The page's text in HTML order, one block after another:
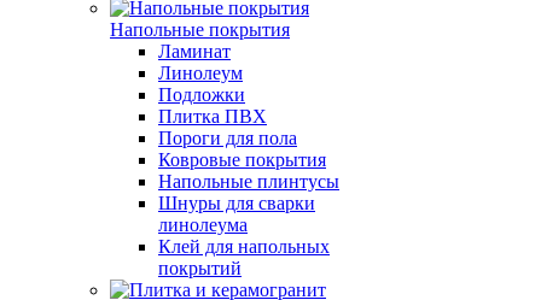
Напольные покрытия
Ламинат
Линолеум
Подложки
Плитка ПВХ
Пороги для пола
Ковровые покрытия
Напольные плинтусы
Шнуры для сварки
линолеума
Клей для напольных
покрытий